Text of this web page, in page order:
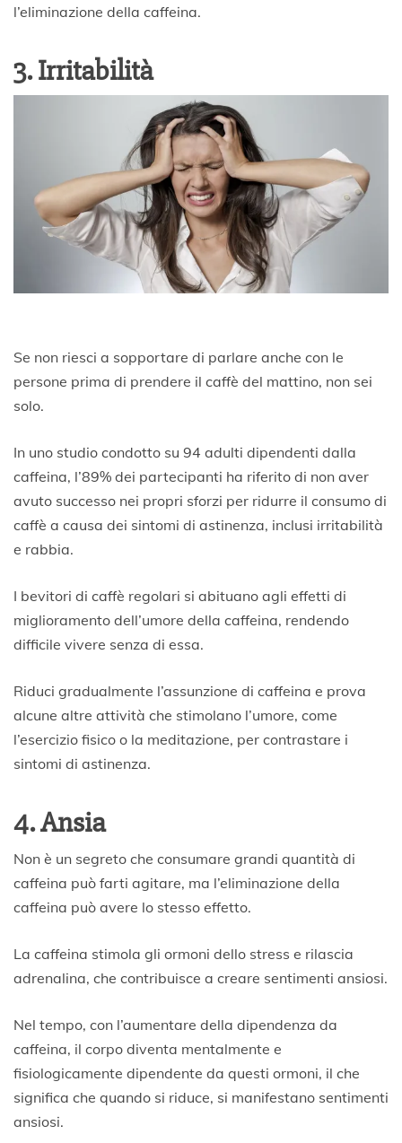
l’eliminazione della caffeina.
3. Irritabilità
Se non riesci a sopportare di parlare anche con le
persone prima di prendere il caffè del mattino, non sei
solo.
In uno studio condotto su 94 adulti dipendenti dalla
caffeina, l’89% dei partecipanti ha riferito di non aver
avuto successo nei propri sforzi per ridurre il consumo di
caffè a causa dei sintomi di astinenza, inclusi irritabilità
e rabbia.
I bevitori di caffè regolari si abituano agli effetti di
miglioramento dell’umore della caffeina, rendendo
difficile vivere senza di essa.
Riduci gradualmente l’assunzione di caffeina e prova
alcune altre attività che stimolano l’umore, come
l’esercizio fisico o la meditazione, per contrastare i
sintomi di astinenza.
4. Ansia
Non è un segreto che consumare grandi quantità di
caffeina può farti agitare, ma l’eliminazione della
caffeina può avere lo stesso effetto.
La caffeina stimola gli ormoni dello stress e rilascia
adrenalina, che contribuisce a creare sentimenti ansiosi.
Nel tempo, con l’aumentare della dipendenza da
caffeina, il corpo diventa mentalmente e
fisiologicamente dipendente da questi ormoni, il che
significa che quando si riduce, si manifestano sentimenti
ansiosi.